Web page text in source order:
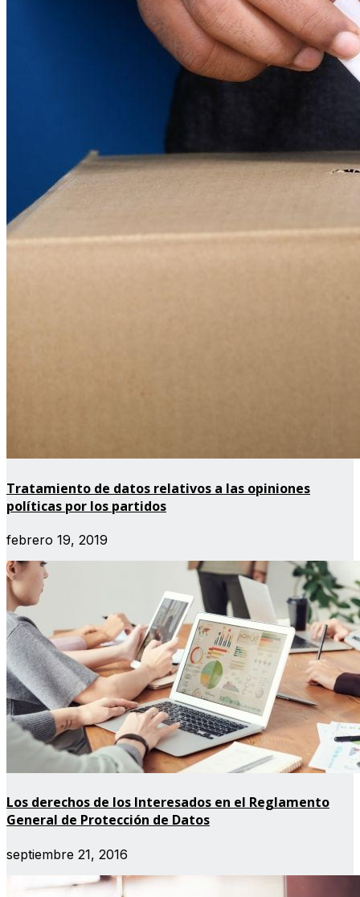
Tratamiento de datos relativos a las opiniones
políticas por los partidos
febrero 19, 2019
Los derechos de los Interesados en el Reglamento
General de Protección de Datos
septiembre 21, 2016